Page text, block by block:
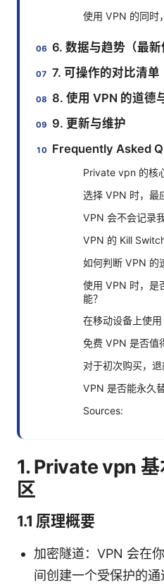
使用 VPN 的同时
6. 数据与趋势（最新
7. 可操作的对比清单
8. 使用 VPN 的道德
9. 更新与维护
Frequently Asked
Private vpn 的核
选择 VPN 时，最
VPN 会不会记录
VPN 的 Kill
如何判断 VPN 的
使用 VPN 时，是
能？
在移动设备上使用
免费 VPN 是否值
对于初次购买，退
VPN 是否能永久
Sources:
1. Private vpn
区
1.1 原理概要
加密隧道：VPN 会在
间创建一个受保护的